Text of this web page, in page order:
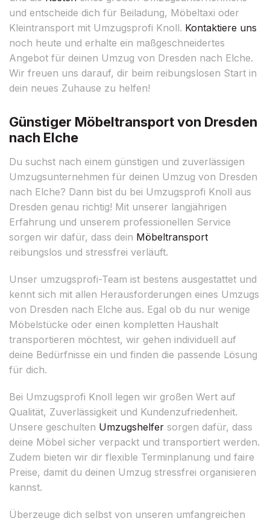
und entscheide dich für Beiladung, Möbeltaxi oder
Kleintransport mit Umzugsprofi Knoll. Kontaktiere uns
noch heute und erhalte ein maßgeschneidertes
Angebot für deinen Umzug von Dresden nach Elche.
Wir freuen uns darauf, dir beim reibungslosen Start in
dein neues Zuhause zu helfen!
Günstiger Möbeltransport von Dresden
nach Elche
Du suchst nach einem günstigen und zuverlässigen
Umzugsunternehmen für deinen Umzug von Dresden
nach Elche? Dann bist du bei Umzugsprofi Knoll aus
Dresden genau richtig! Mit unserer langjährigen
Erfahrung und unserem professionellen Service
sorgen wir dafür, dass dein Möbeltransport
reibungslos und stressfrei verläuft.
Unser umzugsprofi-Team ist bestens ausgestattet und
kennt sich mit allen Herausforderungen eines Umzugs
von Dresden nach Elche aus. Egal ob du nur wenige
Möbelstücke oder einen kompletten Haushalt
transportieren möchtest, wir gehen individuell auf
deine Bedürfnisse ein und finden die passende Lösung
für dich.
Bei Umzugsprofi Knoll legen wir großen Wert auf
Qualität, Zuverlässigkeit und Kundenzufriedenheit.
Unsere geschulten Umzugshelfer sorgen dafür, dass
deine Möbel sicher verpackt und transportiert werden.
Zudem bieten wir dir flexible Terminplanung und faire
Preise, damit du deinen Umzug stressfrei organisieren
kannst.
Überzeuge dich selbst von unseren umfangreichen